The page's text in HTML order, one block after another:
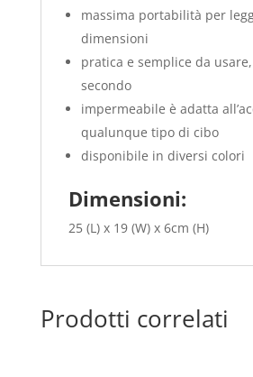
massima portabilità per
dimensioni
pratica e semplice da
secondo
impermeabile è adatta
qualunque tipo di cibo
disponibile in diversi colori
Dimensioni:
25 (L) x 19 (W) x 6cm (H)
Prodotti correlati